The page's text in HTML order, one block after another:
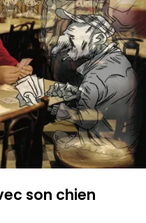
son chien
par mail
×